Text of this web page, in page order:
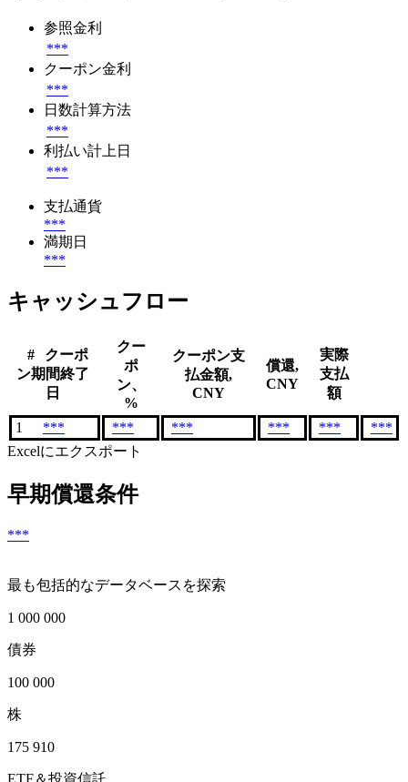
参照金利
***
クーポン金利
***
日数計算方法
***
利払い計上日
***
支払通貨
***
満期日
***
キャッシュフロー
#
クーポ
ン期間終了
日
クー
ポ
ン、
%
クーポン支
払金額,
CNY
償還,
CNY
実際
支払
額
1 *** *** *** *** ***
***
Excelにエクスポート
早期償還条件
***
最も包括的なデータベースを探索
1 000 000
債券
100 000
株
175 910
ETF＆投資信託